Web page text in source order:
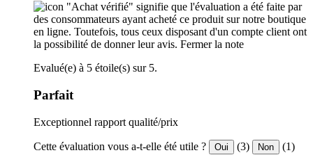
"Achat vérifié" signifie que l'évaluation a été faite par
des consommateurs ayant acheté ce produit sur notre boutique
en ligne. Toutefois, tous ceux disposant d'un compte client ont
la possibilité de donner leur avis. Fermer la note
Evalué(e) à 5 étoile(s) sur 5.
Parfait
Exceptionnel rapport qualité/prix
Cette évaluation vous a-t-elle été utile ? Oui (3) Non (1)